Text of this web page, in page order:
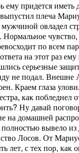
ему придется иметь
плеча
овладел
по всем
на этот раз
серьезные
не подал. Внешне
Краем глаза
как
Ну давай
на домашней
вывело
Лосов. От
лет, с тех пор, как